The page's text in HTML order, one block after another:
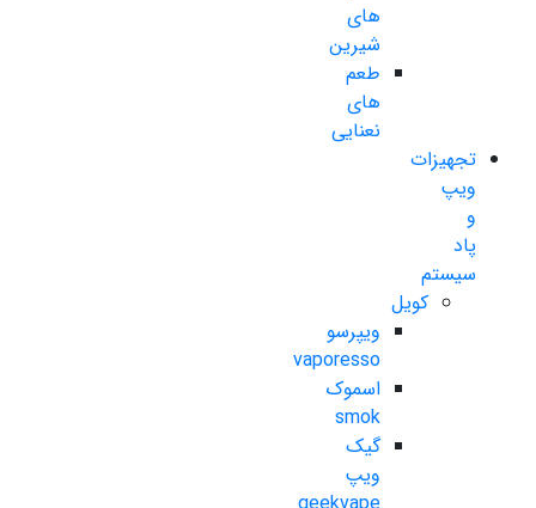
های
شیرین
طعم
های
نعنایی
تجهیزات
ویپ
و
پاد
سیستم
کویل
ویپرسو
vaporesso
اسموک
smok
گیک
ویپ